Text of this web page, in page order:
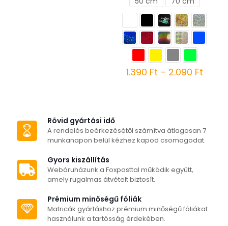
1.390 Ft – 2.090 Ft
van.
A
termékoldalon
Rövid gyártási idő
A rendelés beérkezésétől számítva átlagosan 7
munkanapon belül kézhez kapod csomagodat.
Gyors kiszállítás
Webáruházunk a Foxposttal működik együtt,
amely rugalmas átvételt biztosít.
Prémium minőségű fóliák
Matricák gyártáshoz prémium minőségű fóliákat
használunk a tartósság érdekében.